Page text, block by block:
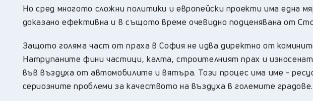
Но сред многото сложни политики и европейски проекти има една
доказано ефективна и в същото време очевидно подценявана от
Защото голяма част от праха в София не идва директно от
Натрупаните фини частици, калта, строителният прах и
във въздуха от автомобилите и вятъра. Този процес има име -
сериозните проблеми за качеството на въздуха в големите градове.